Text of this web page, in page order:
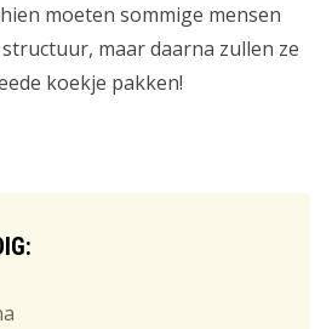
moeten sommige mensen
maar daarna zullen ze
koekje pakken!